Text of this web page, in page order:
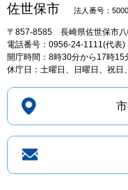
佐世保市 法人番号：
〒857-8585 長崎県佐世保市
電話番号：0956-24-1111(代表)
開庁時間：8時30分から17時15
休庁日：土曜日、日曜日、祝日